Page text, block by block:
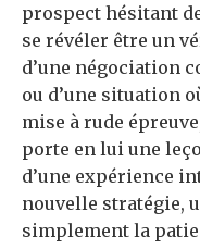
prospect hésitant
se révéler être un
d’une négociation
ou d’une situation
mise à rude
porte en lui une
d’une expérience
nouvelle stratégie,
simplement la